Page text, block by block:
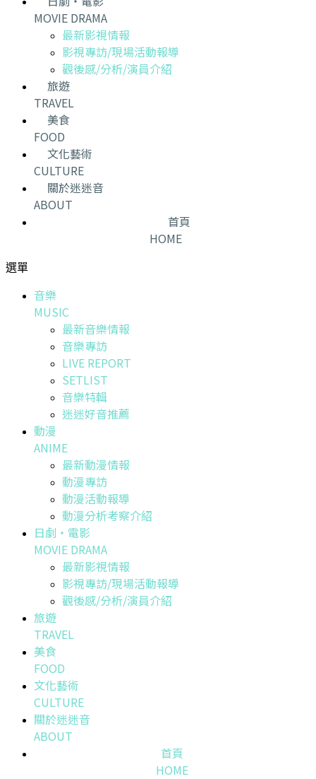
MOVIE DRAMA
最新影視情報
影視專訪/現場活動報導
觀後感/分析/演員介紹
旅遊
TRAVEL
美食
FOOD
文化藝術
CULTURE
關於迷迷音
ABOUT
首頁
HOME
選單
音樂
MUSIC
最新音樂情報
音樂專訪
LIVE REPORT
SETLIST
音樂特輯
迷迷好音推薦
動漫
ANIME
最新動漫情報
動漫專訪
動漫活動報導
動漫分析考察介紹
日劇・電影
MOVIE DRAMA
最新影視情報
影視專訪/現場活動報導
觀後感/分析/演員介紹
旅遊
TRAVEL
美食
FOOD
文化藝術
CULTURE
關於迷迷音
ABOUT
首頁
HOME